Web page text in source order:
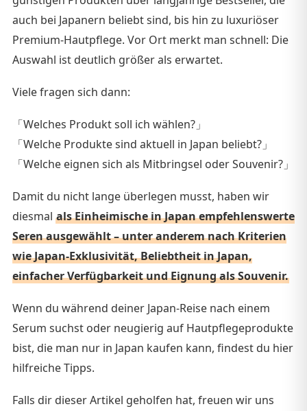
auch bei Japanern beliebt sind, bis hin zu luxuriöser
Premium-Hautpflege. Vor Ort merkt man schnell: Die
Auswahl ist deutlich größer als erwartet.
Viele fragen sich dann:
「Welches Produkt soll ich wählen?」
「Welche Produkte sind aktuell in Japan beliebt?」
「Welche eignen sich als Mitbringsel oder Souvenir?」
Damit du nicht lange überlegen musst, haben wir
diesmal als Einheimische in Japan empfehlenswerte
Seren ausgewählt – unter anderem nach Kriterien
wie Japan-Exklusivität, Beliebtheit in Japan,
einfacher Verfügbarkeit und Eignung als Souvenir.
Wenn du während deiner Japan-Reise nach einem
Serum suchst oder neugierig auf Hautpflegeprodukte
bist, die man nur in Japan kaufen kann, findest du hier
hilfreiche Tipps.
Falls dir dieser Artikel geholfen hat, freuen wir uns